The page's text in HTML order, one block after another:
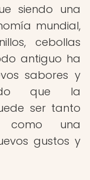
siendo una
mundial,
cebollas
antiguo ha
sabores y
que la
ser tanto
como una
gustos y